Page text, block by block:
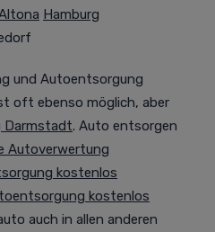
Hamburg
und Autoentsorgung
oft ebenso möglich, aber
Darmstadt. Auto entsorgen
Autoverwertung
kostenlos
kostenlos
auch in allen anderen